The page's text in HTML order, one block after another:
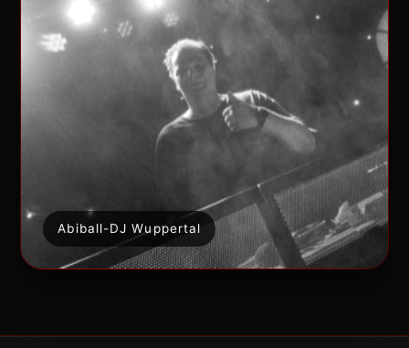
Abiball-DJ Wuppertal